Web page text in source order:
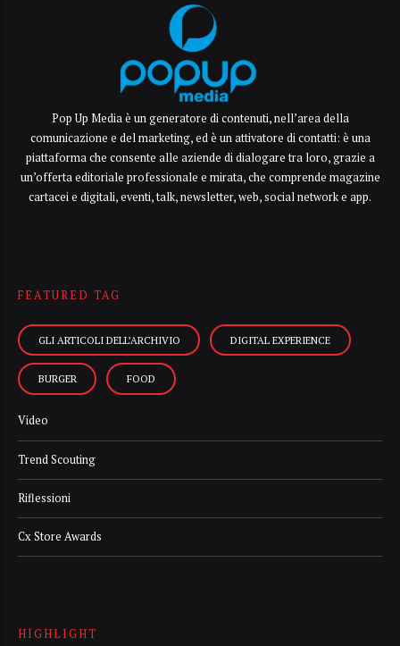
Pop Up Media è un generatore di contenuti, nell’area della
comunicazione e del marketing, ed è un attivatore di contatti: è una
piattaforma che consente alle aziende di dialogare tra loro, grazie a
un’offerta editoriale professionale e mirata, che comprende magazine
cartacei e digitali, eventi, talk, newsletter, web, social network e app.
FEATURED TAG
GLI ARTICOLI DELL’ARCHIVIO DIGITAL EXPERIENCE
BURGER FOOD
Video
Trend Scouting
Riflessioni
Cx Store Awards
HIGHLIGHT